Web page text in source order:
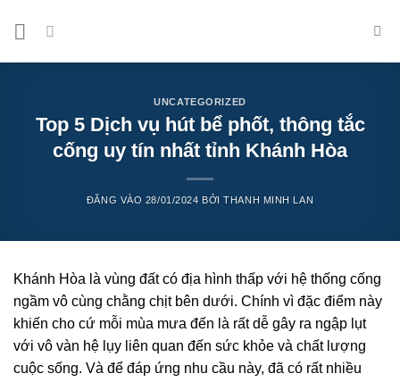
UNCATEGORIZED
Top 5 Dịch vụ hút bể phốt, thông tắc
cống uy tín nhất tỉnh Khánh Hòa
ĐĂNG VÀO 28/01/2024 BỞITHANH MINH LAN
Khánh Hòa là vùng đất có địa hình thấp với hệ thống cống
ngầm vô cùng chằng chịt bên dưới. Chính vì đặc điểm này
khiến cho cứ mỗi mùa mưa đến là rất dễ gây ra ngập lụt
với vô vàn hệ lụy liên quan đến sức khỏe và chất lượng
cuộc sống. Và để đáp ứng nhu cầu này, đã có rất nhiều